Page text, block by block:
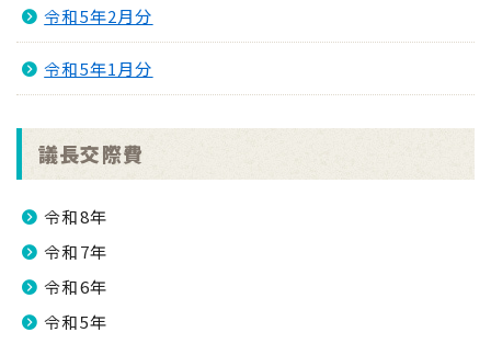
令和5年2月分
令和5年1月分
議長交際費
令和8年
令和7年
令和6年
令和5年